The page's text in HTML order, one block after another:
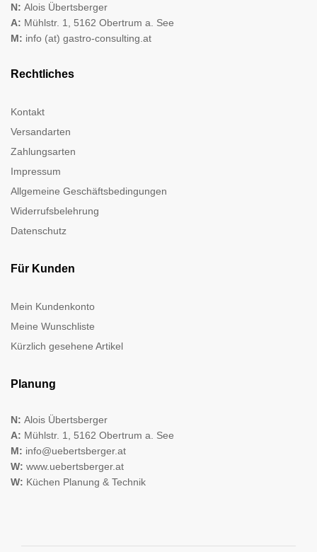
N: Alois Übertsberger
A: Mühlstr. 1, 5162 Obertrum a. See
M: info (at) gastro-consulting.at
Rechtliches
Kontakt
Versandarten
Zahlungsarten
Impressum
Allgemeine Geschäftsbedingungen
Widerrufsbelehrung
Datenschutz
Für Kunden
Mein Kundenkonto
Meine Wunschliste
Kürzlich gesehene Artikel
Planung
N: Alois Übertsberger
A: Mühlstr. 1, 5162 Obertrum a. See
M: info@uebertsberger.at
W: www.uebertsberger.at
W: Küchen Planung & Technik